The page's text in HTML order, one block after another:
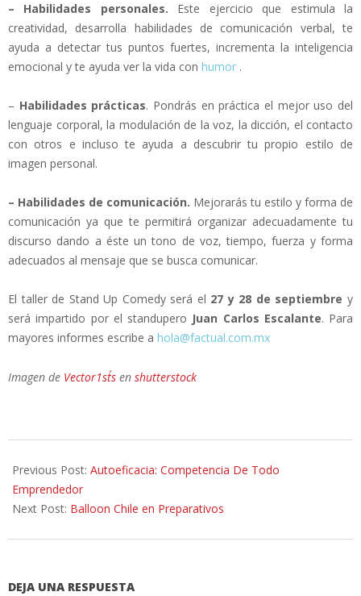
– Habilidades personales. Este ejercicio que estimula la
creatividad, desarrolla habilidades de comunicación verbal, te
ayuda a detectar tus puntos fuertes, incrementa la inteligencia
emocional y te ayuda ver la vida con humor .
– Habilidades prácticas. Pondrás en práctica el mejor uso del
lenguaje corporal, la modulación de la voz, la dicción, el contacto
con otros e incluso te ayuda a descubrir tu propio estilo de
imagen personal.
– Habilidades de comunicación. Mejorarás tu estilo y forma de
comunicación ya que te permitirá organizar adecuadamente tu
discurso dando a éste un tono de voz, tiempo, fuerza y forma
adecuados al mensaje que se busca comunicar.
El taller de Stand Up Comedy será el 27 y 28 de septiembrey
será impartido por el standupero Juan Carlos Escalante. Para
mayores informes escribe a hola@factual.com.mx
Imagen de Vector1st´s en shutterstock
09-
02
Previous Post: Autoeficacia: Competencia De Todo
Emprendedor
Next Post: Balloon Chile en Preparativos
DEJA UNA RESPUESTA